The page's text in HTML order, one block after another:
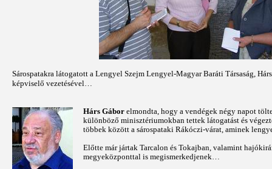
Sárospatakra látogatott a Lengyel Szejm Lengyel-Magyar Baráti Társaság,
képviselő vezetésével…
Hárs Gábor elmondta, hogy a vendégek négy napot
különböző minisztériumokban tettek látogatást és
többek között a sárospataki Rákóczi-várat, aminek
Előtte már jártak Tarcalon és Tokajban, valamint
megyeközponttal is megismerkedjenek…